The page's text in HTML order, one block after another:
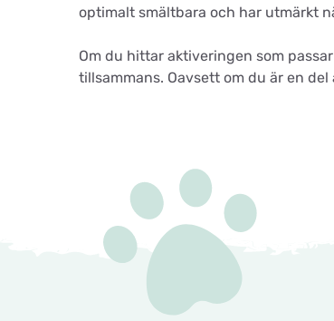
optimalt smältbara och har utmärkt
Om du hittar aktiveringen som
tillsammans. Oavsett om du är en